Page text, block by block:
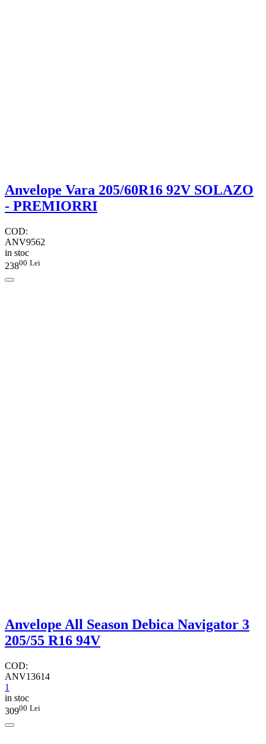
Anvelope Vara 205/60R16 92V SOLAZO
- PREMIORRI
COD:
ANV9562
in stoc
23800 Lei
Anvelope All Season Debica Navigator 3
205/55 R16 94V
COD:
ANV13614
1
in stoc
30900 Lei